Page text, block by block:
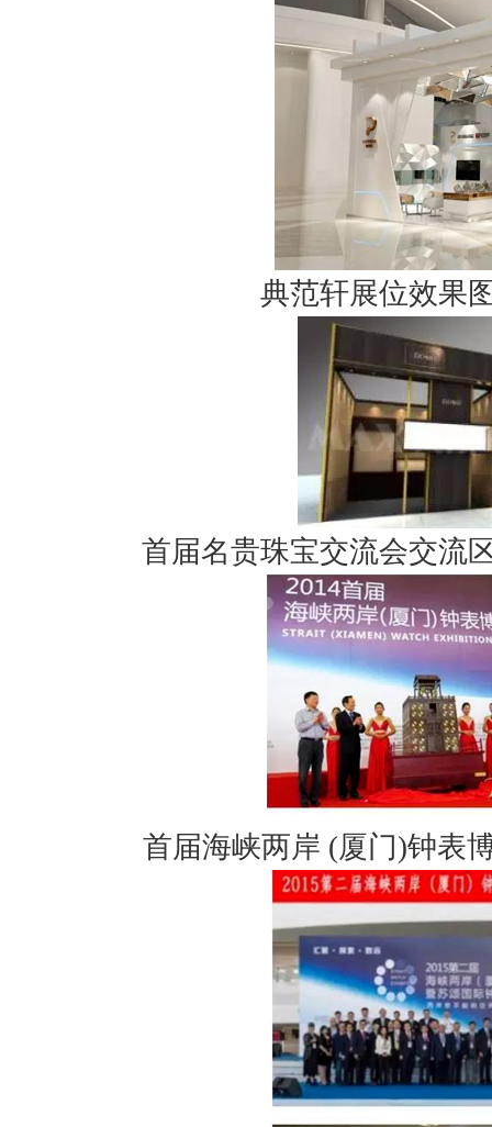
典范轩展位效果
首届名贵珠宝交流会交流
首届海峡两岸 (厦门)钟表